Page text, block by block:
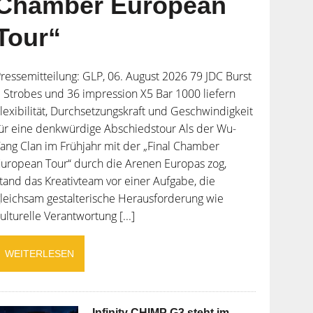
GLP, 06. August 2026 79 JDC Burst
Strobes und 36 impression X5 Bar 1000 liefern
Durchsetzungskraft und Geschwindigkeit
eine denkwürdige Abschiedstour Als der Wu-
Clan im Frühjahr mit der „Final Chamber
Tour“ durch die Arenen Europas zog,
das Kreativteam vor einer Aufgabe, die
gestalterische Herausforderung wie
Verantwortung [...]
WEITERLESEN